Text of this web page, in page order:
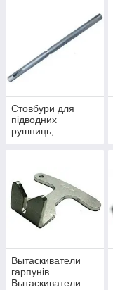
Стовбури для
підводних
рушниць,
Вытаскиватели
гарпунів
Вытаскиватели